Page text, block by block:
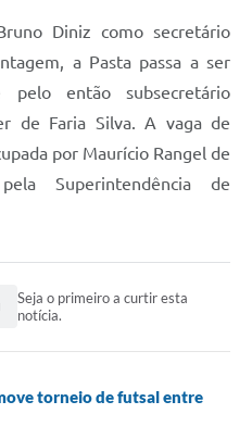
Diniz como secretário
a Pasta passa a ser
pelo então subsecretário
de Faria Silva. A vaga de
por Maurício Rangel de
Superintendência de
Seja o primeiro a curtir esta
notícia.
torneio de futsal entre